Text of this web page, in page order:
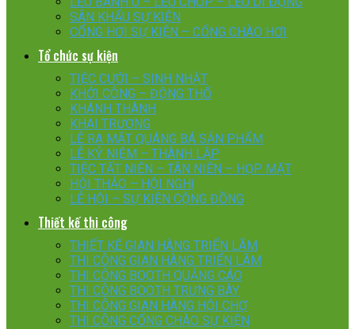
SÂN KHẤU SỰ KIỆN
CỔNG HƠI SỰ KIỆN – CỔNG CHÀO HƠI
Tổ chức sự kiện
TIỆC CƯỚI – SINH NHẬT
KHỞI CÔNG – ĐỘNG THỔ
KHÁNH THÀNH
KHAI TRƯƠNG
LỄ RA MẮT QUÁNG BÁ SẢN PHẨM
LỄ KỶ NIỆM – THÀNH LẬP
TIỆC TẤT NIÊN – TÂN NIÊN – HỌP MẶT
HỘI THẢO – HỘI NGHỊ
LỄ HỘI – SỰ KIỆN CỘNG ĐỒNG
Thiết kế thi công
THIẾT KẾ GIAN HÀNG TRIỂN LÃM
THI CÔNG GIAN HÀNG TRIỂN LÃM
THI CÔNG BOOTH QUẢNG CÁO
THI CÔNG BOOTH TRƯNG BÀY
THI CÔNG GIAN HÀNG HỘI CHỢ
THI CÔNG CỔNG CHÀO SỰ KIỆN